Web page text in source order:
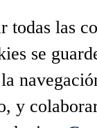
todas las
se
y